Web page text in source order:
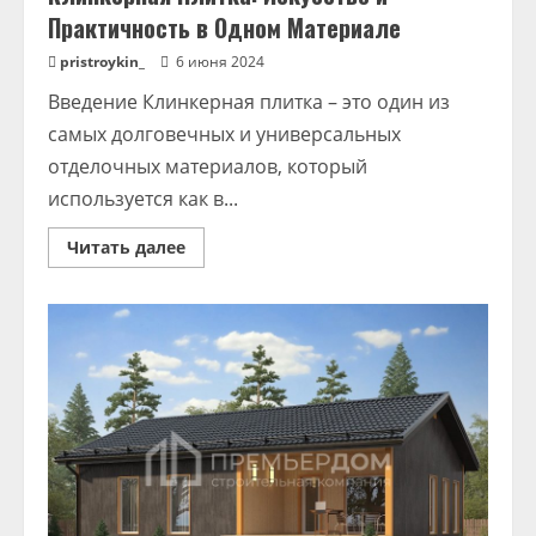
Практичность в Одном Материале
pristroykin_ 6 июня 2024
Введение Клинкерная плитка – это один из
самых долговечных и универсальных
отделочных материалов, который
используется как в...
Читать далееRead
more
Искусство
и
Практичность
в
Одном
Материале